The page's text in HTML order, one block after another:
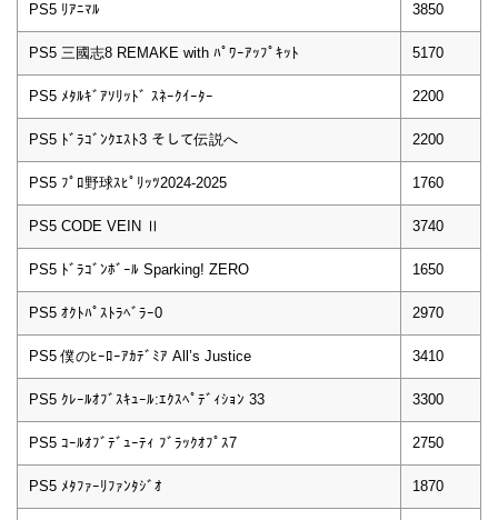
PS5 ﾘｱﾆﾏﾙ 3850
PS5 三國志8 REMAKE with ﾊﾟﾜｰｱｯﾌﾟｷｯﾄ 5170
PS5 ﾒﾀﾙｷﾞｱｿﾘｯﾄﾞ ｽﾈｰｸｲｰﾀｰ 2200
PS5 ﾄﾞﾗｺﾞﾝｸｴｽﾄ3 そして伝説へ 2200
PS5 ﾌﾟﾛ野球ｽﾋﾟﾘｯﾂ2024-2025 1760
PS5 CODE VEIN Ⅱ 3740
PS5 ﾄﾞﾗｺﾞﾝﾎﾞｰﾙ Sparking! ZERO 1650
PS5 ｵｸﾄﾊﾟｽﾄﾗﾍﾞﾗｰ0 2970
PS5 僕のﾋｰﾛｰｱｶﾃﾞﾐｱ All’s Justice 3410
PS5 ｸﾚｰﾙｵﾌﾞｽｷｭｰﾙ:ｴｸｽﾍﾟﾃﾞｨｼｮﾝ 33 3300
PS5 ｺｰﾙｵﾌﾞﾃﾞｭｰﾃｨ ﾌﾞﾗｯｸｵﾌﾟｽ7 2750
PS5 ﾒﾀﾌｧｰﾘﾌｧﾝﾀｼﾞｵ 1870